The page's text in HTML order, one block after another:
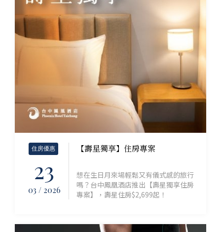
住房優惠
23
03 / 2026
【壽星獨享】住房專案
想在生日月來場輕鬆又有儀式感的旅行
嗎？台中鳳凰酒店推出【壽星獨享住房
專案】，壽星住房$2,699起！